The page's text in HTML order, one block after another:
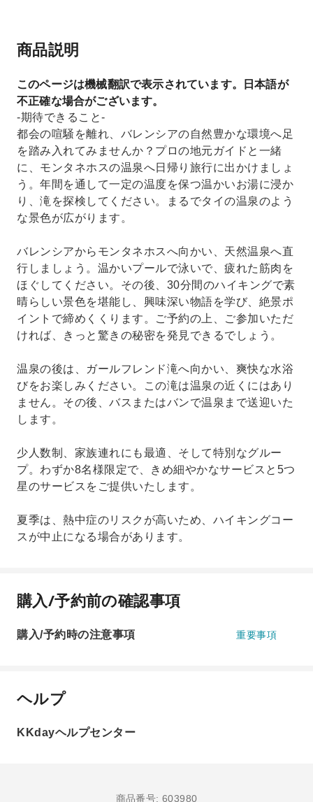
商品説明
このページは機械翻訳で表示されています。日本語が
不正確な場合がございます。
-期待できること-
都会の喧騒を離れ、バレンシアの自然豊かな環境へ足
を踏み入れてみませんか？プロの地元ガイドと一緒
に、モンタネホスの温泉へ日帰り旅行に出かけましょ
う。年間を通して一定の温度を保つ温かいお湯に浸か
り、滝を探検してください。まるでタイの温泉のよう
な景色が広がります。
バレンシアからモンタネホスへ向かい、天然温泉へ直
行しましょう。温かいプールで泳いで、疲れた筋肉を
ほぐしてください。その後、30分間のハイキングで素
晴らしい景色を堪能し、興味深い物語を学び、絶景ポ
イントで締めくくります。ご予約の上、ご参加いただ
ければ、きっと驚きの秘密を発見できるでしょう。
温泉の後は、ガールフレンド滝へ向かい、爽快な水浴
びをお楽しみください。この滝は温泉の近くにはあり
ません。その後、バスまたはバンで温泉まで送迎いた
します。
少人数制、​​家族連れにも最適、そして特別なグルー
プ。わずか8名様限定で、きめ細やかなサービスと5つ
星のサービスをご提供いたします。
夏季は、熱中症のリスクが高いため、ハイキングコー
スが中止になる場合があります。
購入/予約前の確認事項
購入/予約時の注意事項 重要事項
ヘルプ
KKdayヘルプセンター
商品番号: 603980